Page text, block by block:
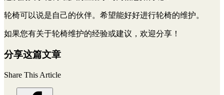
轮椅可以说是自己的伙伴。希望能好好进行轮椅的维护。
如果您有关于轮椅维护的经验或建议，欢迎分享！
分享这篇文章
Share This Article